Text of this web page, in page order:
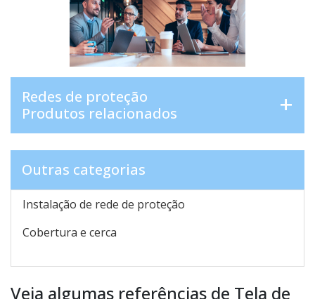
Redes de proteção
Produtos relacionados
Outras categorias
Instalação de rede de proteção
Cobertura e cerca
Veja algumas referências de Tela de